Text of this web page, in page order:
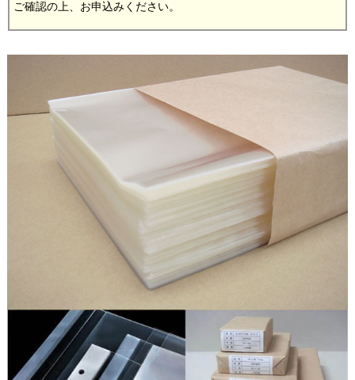
ご確認の上、お申込みください。